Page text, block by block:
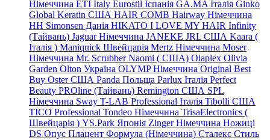
Німеччина ETI Italy Eurostil Іспанія GA.MA Італія Ginko
Global Keratin США HAIR COMB Hairway Німеччина
HH Simonsen Данія HIKATO I LOVE MY HAIR Infinity
(Тайвань) Jaguar Німеччина JANEKE JRL США Kaara (
Італія ) Maniquick Швейцарія Mertz Німеччина Moser
Німеччина Mr. Scrubber Naomi ( США) Olaplex Olivia
Garden Olton Україна OLYMP Німеччина Original Best
Buy Oster США Panda Польща Parlux Італія Perfect
Beauty PROline (Тайвань) Remington США SPL
Німеччина Sway T-LAB Professional Італія Tibolli США
TICO Professional Tondeo Німеччина TrisaElectronics (
Швейцарія ) YS.Park Японія Zinger Німеччина Ножиці
DS Опус Плацент Формула (Німеччина) Сталекс Стиль